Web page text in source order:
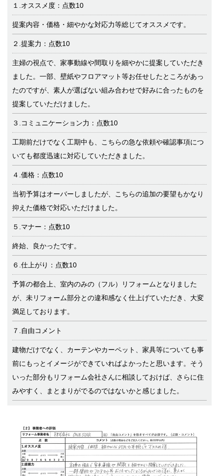
１.オススメ度：点数10
提案内容・価格・細やかな対応力等総じてオススメです。
２.提案力：点数10
主婦の視点で、家事動線や間取りを細やかに提案していただき
ました。一部、壁紙やフロアマット等お任せしたところがあっ
たのですが、素人が選ばない組み合わせで好みに合ったものを
提案していただけました。
３.コミュニケーション力：点数10
工期前だけでなく工期中も、こちらの急な依頼や確認事項につ
いても都度迅速に対応していただきました。
４.価格：点数10
当初予算はオーバーしましたが、こちらの追加の要望もかなり
抑えた価格で対応いただけました。
５.マナー：点数10
終始、良かったです。
６.仕上がり：点数10
予算の都合上、室内のみの（フル）リフォームとなりました
が、未リフォーム部分との違和感なく仕上げていただき、大変
満足しております。
７.自由コメント
建物だけでなく、カーテンやカーペット、家具等についても事
前にもっとイメージができていればよかったと思います。そう
いった部分もリフォーム会社さんに相談しておけば、さらに住
みやすく、まとまりがでるのではないかと感じました。